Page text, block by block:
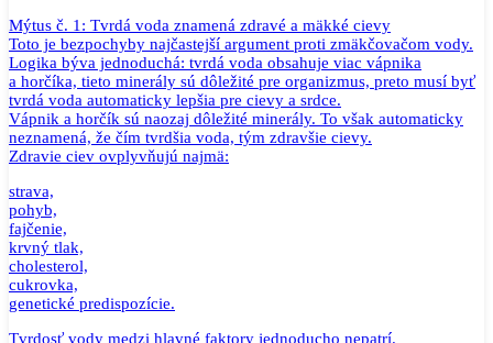
Mýtus č. 1: Tvrdá voda znamená zdravé a mäkké cievy
Toto je bezpochyby najčastejší argument proti zmäkčovačom vody.
Logika býva jednoduchá: tvrdá voda obsahuje viac vápnika
a horčíka, tieto minerály sú dôležité pre organizmus, preto musí byť
tvrdá voda automaticky lepšia pre cievy a srdce.
Vápnik a horčík sú naozaj dôležité minerály. To však automaticky
neznamená, že čím tvrdšia voda, tým zdravšie cievy.
Zdravie ciev ovplyvňujú najmä:
strava,
pohyb,
fajčenie,
krvný tlak,
cholesterol,
cukrovka,
genetické predispozície.
Tvrdosť vody medzi hlavné faktory jednoducho nepatrí.